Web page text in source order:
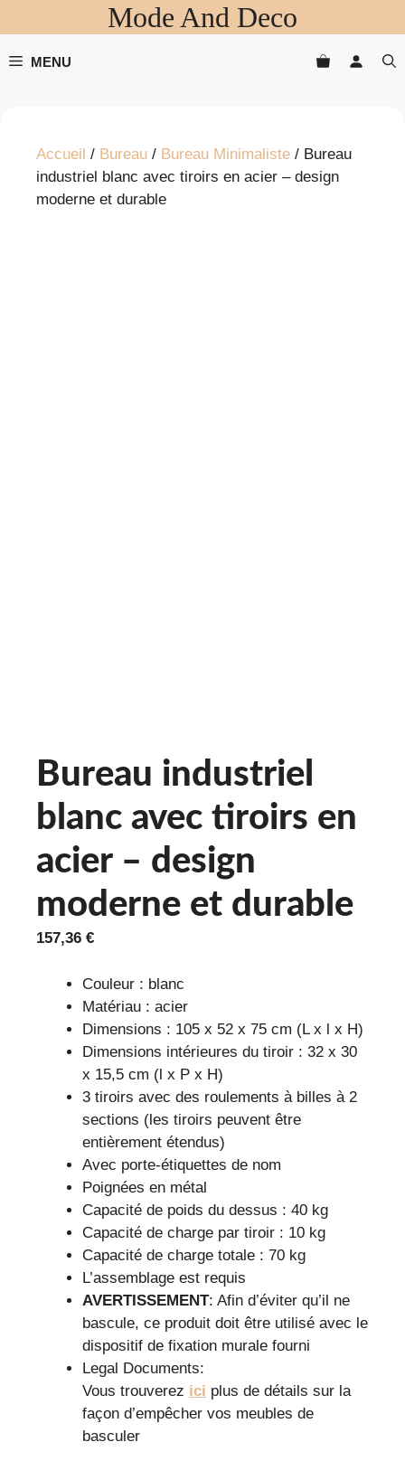
au
contenu
Mode And Deco
MENU
Accueil / Bureau / Bureau Minimaliste / Bureau
industriel blanc avec tiroirs en acier – design
moderne et durable
Bureau industriel
blanc avec tiroirs en
acier – design
moderne et durable
157,36 €
Couleur : blanc
Matériau : acier
Dimensions : 105 x 52 x 75 cm (L x l x H)
Dimensions intérieures du tiroir : 32 x 30
x 15,5 cm (l x P x H)
3 tiroirs avec des roulements à billes à 2
sections (les tiroirs peuvent être
entièrement étendus)
Avec porte-étiquettes de nom
Poignées en métal
Capacité de poids du dessus : 40 kg
Capacité de charge par tiroir : 10 kg
Capacité de charge totale : 70 kg
L’assemblage est requis
AVERTISSEMENT: Afin d’éviter qu’il ne
bascule, ce produit doit être utilisé avec le
dispositif de fixation murale fourni
Legal Documents:
Vous trouverez ici plus de détails sur la
façon d’empêcher vos meubles de
basculer